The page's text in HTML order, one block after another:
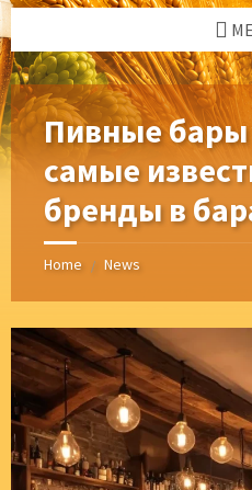
Пивные
самые
бренды в
Home / News